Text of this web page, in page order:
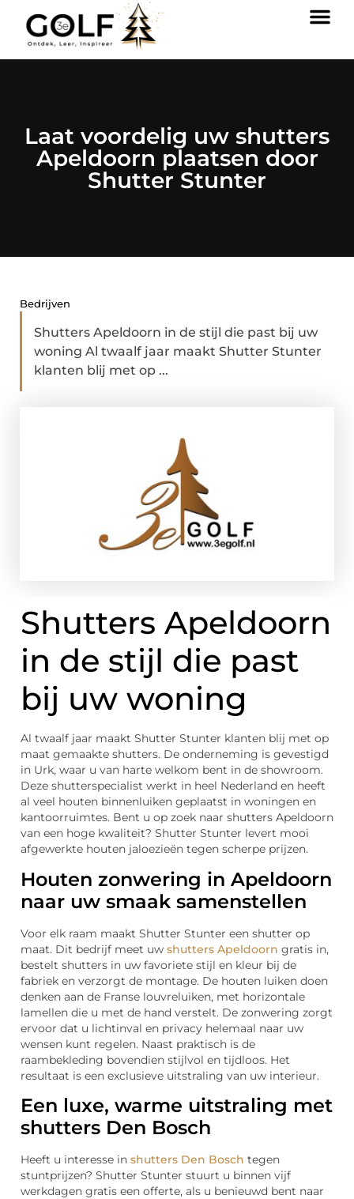
Laat voordelig uw shutters
Apeldoorn plaatsen door
Shutter Stunter
Bedrijven
Shutters Apeldoorn in de stijl die past bij uw
woning Al twaalf jaar maakt Shutter Stunter
klanten blij met op ...
Shutters Apeldoorn
in de stijl die past
bij uw woning
Al twaalf jaar maakt Shutter Stunter klanten blij met op
maat gemaakte shutters. De onderneming is gevestigd
in Urk, waar u van harte welkom bent in de showroom.
Deze shutterspecialist werkt in heel Nederland en heeft
al veel houten binnenluiken geplaatst in woningen en
kantoorruimtes. Bent u op zoek naar shutters Apeldoorn
van een hoge kwaliteit? Shutter Stunter levert mooi
afgewerkte houten jaloezieën tegen scherpe prijzen.
Houten zonwering in Apeldoorn
naar uw smaak samenstellen
Voor elk raam maakt Shutter Stunter een shutter op
maat. Dit bedrijf meet uw shutters Apeldoorn gratis in,
bestelt shutters in uw favoriete stijl en kleur bij de
fabriek en verzorgt de montage. De houten luiken doen
denken aan de Franse louvreluiken, met horizontale
lamellen die u met de hand verstelt. De zonwering zorgt
ervoor dat u lichtinval en privacy helemaal naar uw
wensen kunt regelen. Naast praktisch is de
raambekleding bovendien stijlvol en tijdloos. Het
resultaat is een exclusieve uitstraling van uw interieur.
Een luxe, warme uitstraling met
shutters Den Bosch
Heeft u interesse in shutters Den Bosch tegen
stuntprijzen? Shutter Stunter stuurt u binnen vijf
werkdagen gratis een offerte, als u benieuwd bent naar